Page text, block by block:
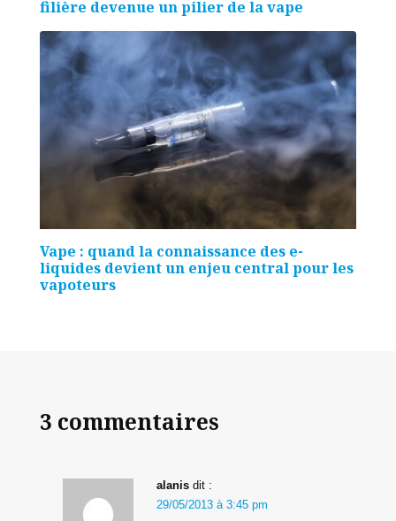
filière devenue un pilier de la vape
Vape : quand la connaissance des e-
liquides devient un enjeu central pour les
vapoteurs
3 commentaires
alanis dit :
29/05/2013 à 3:45 pm